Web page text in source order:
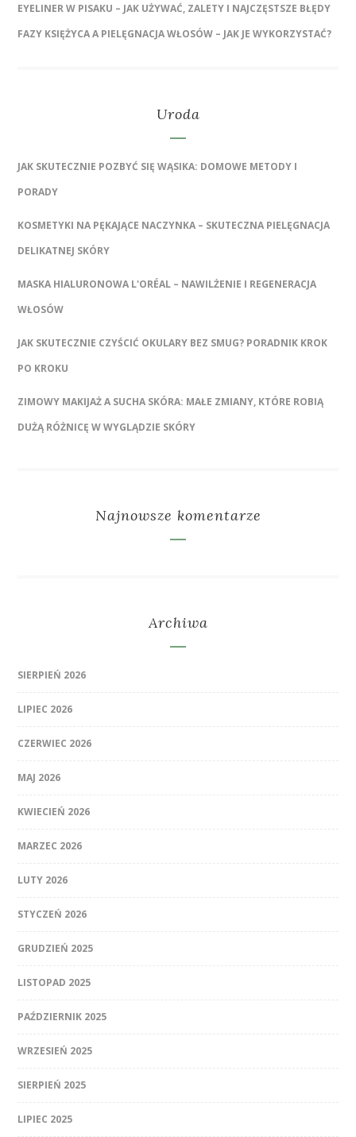
EYELINER W PISAKU – JAK UŻYWAĆ, ZALETY I NAJCZĘSTSZE BŁĘDY
FAZY KSIĘŻYCA A PIELĘGNACJA WŁOSÓW – JAK JE WYKORZYSTAĆ?
Uroda
JAK SKUTECZNIE POZBYĆ SIĘ WĄSIKA: DOMOWE METODY I
PORADY
KOSMETYKI NA PĘKAJĄCE NACZYNKA – SKUTECZNA PIELĘGNACJA
DELIKATNEJ SKÓRY
MASKA HIALURONOWA L'ORÉAL – NAWILŻENIE I REGENERACJA
WŁOSÓW
JAK SKUTECZNIE CZYŚCIĆ OKULARY BEZ SMUG? PORADNIK KROK
PO KROKU
ZIMOWY MAKIJAŻ A SUCHA SKÓRA: MAŁE ZMIANY, KTÓRE ROBIĄ
DUŻĄ RÓŻNICĘ W WYGLĄDZIE SKÓRY
Najnowsze komentarze
Archiwa
SIERPIEŃ 2026
LIPIEC 2026
CZERWIEC 2026
MAJ 2026
KWIECIEŃ 2026
MARZEC 2026
LUTY 2026
STYCZEŃ 2026
GRUDZIEŃ 2025
LISTOPAD 2025
PAŹDZIERNIK 2025
WRZESIEŃ 2025
SIERPIEŃ 2025
LIPIEC 2025